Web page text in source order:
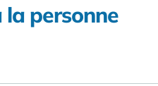
la personne